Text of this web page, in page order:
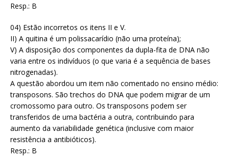
Resp.: B
04) Estão incorretos os itens II e V.
II) A quitina é um polissacarídio (não uma proteína);
V) A disposição dos componentes da dupla-fita de DNA não
varia entre os indivíduos (o que varia é a sequência de bases
nitrogenadas).
A questão abordou um item não comentado no ensino médio:
transposons. São trechos do DNA que podem migrar de um
cromossomo para outro. Os transposons podem ser
transferidos de uma bactéria a outra, contribuindo para
aumento da variabilidade genética (inclusive com maior
resistência a antibióticos).
Resp.: B